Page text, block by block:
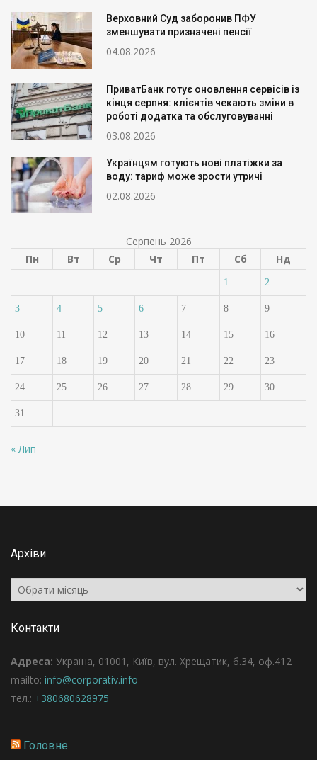
Верховний Суд заборонив ПФУ
зменшувати призначені пенсії
04.08.2026
ПриватБанк готує оновлення сервісів із
кінця серпня: клієнтів чекають зміни в
роботі додатка та обслуговуванні
03.08.2026
Українцям готують нові платіжки за
воду: тариф може зрости утричі
02.08.2026
Серпень 2026
Пн
Вт Ср Чт Пт Сб Нд
1 2
3 4 5 6 7 8 9
10 11 12 13 14 15 16
17 18 19 20 21 22 23
24 25 26 27 28 29 30
31
« Лип
Архіви
Архіви
Контакти
Адреса: Україна, 01001, Київ, вул. Хрещатик, б.34, оф.412
mailto: info@corporativ.info
тел.: +380680628975
Головне